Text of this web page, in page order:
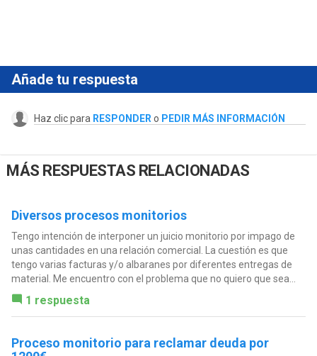
Añade tu respuesta
Haz clic para RESPONDER o PEDIR MÁS INFORMACIÓN
MÁS RESPUESTAS RELACIONADAS
Diversos procesos monitorios
Tengo intención de interponer un juicio monitorio por impago de
unas cantidades en una relación comercial. La cuestión es que
tengo varias facturas y/o albaranes por diferentes entregas de
material. Me encuentro con el problema que no quiero que sea...
1 respuesta
Proceso monitorio para reclamar deuda por